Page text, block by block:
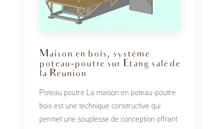
Maison en bois, système
poteau-poutre sur Etang salé de
la Réunion
Poteau poutre La maison en poteau-poutre
bois est une technique constructive qui
permet une souplesse de conception offrant